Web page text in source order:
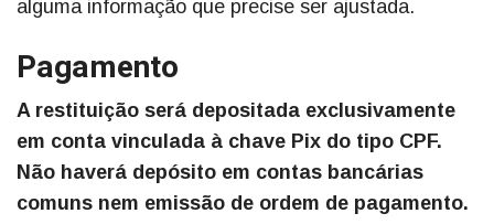
alguma informação que precise ser ajustada.
Pagamento
A restituição será depositada exclusivamente
em conta vinculada à chave Pix do tipo CPF.
Não haverá depósito em contas bancárias
comuns nem emissão de ordem de pagamento.